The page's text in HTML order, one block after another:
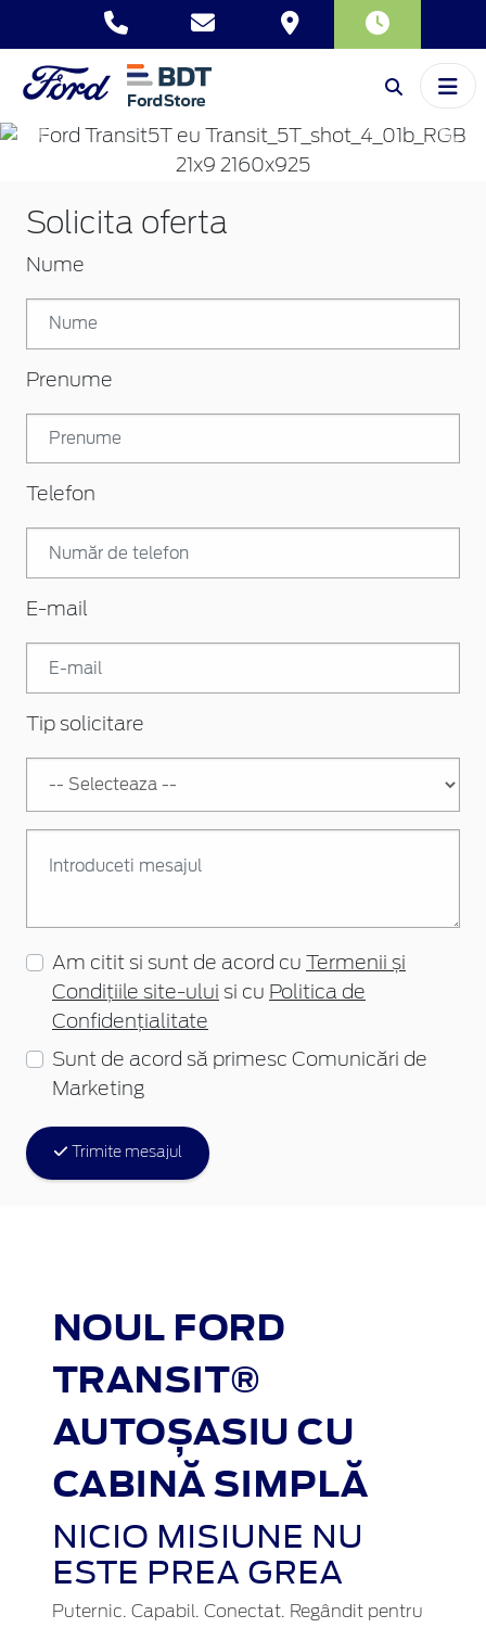
Solicita oferta
Nume
Prenume
Telefon
E-mail
Tip solicitare
Am citit si sunt de acord cu
Termenii și
Condițiile site-ului si cu Politica de
Confidențialitate
Sunt de acord să primesc Comunicări de
Marketing
Trimite mesajul
NOUL FORD
TRANSIT®
AUTOȘASIU CU
CABINĂ SIMPLĂ
NICIO MISIUNE NU
ESTE PREA GREA
Puternic. Capabil. Conectat. Regândit pentru